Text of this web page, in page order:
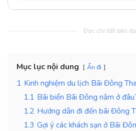
Đọc chi tiết bên
Mục lục nội dung Ẩn đi
1 Kinh nghiệm du lịch Bãi Đông
1.1 Bãi biển Bãi Đông nằm ở
1.2 Hướng dẫn đi đến bãi Đông
1.3 Gợi ý các khách sạn ở Bãi